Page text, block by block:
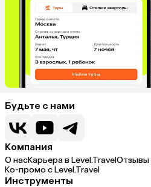
Будьте с нами
Компания
О насКарьера в Level.TravelОтзывы
Ко-промо с Level.Travel
Инструменты